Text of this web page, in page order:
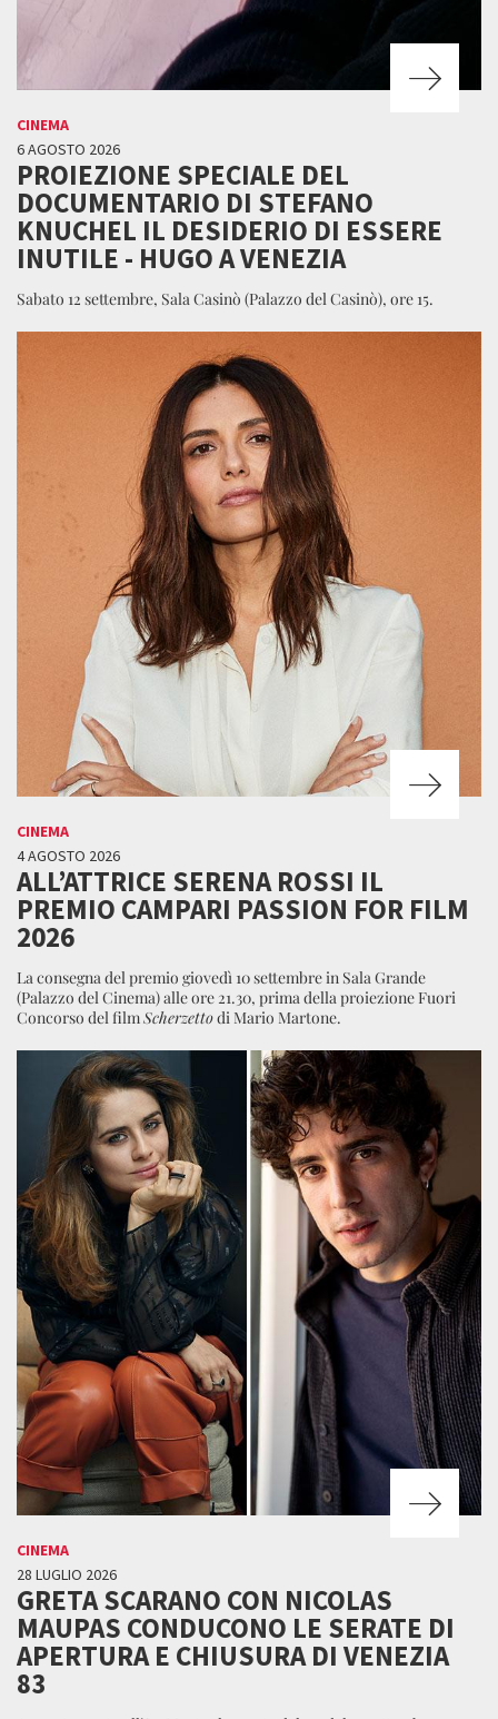
CINEMA
6 AGOSTO 2026
PROIEZIONE SPECIALE DEL
DOCUMENTARIO DI STEFANO
KNUCHEL IL DESIDERIO DI ESSERE
INUTILE - HUGO A VENEZIA
Sabato 12 settembre, Sala Casinò (Palazzo del Casinò), ore 15.
CINEMA
4 AGOSTO 2026
ALL’ATTRICE SERENA ROSSI IL
PREMIO CAMPARI PASSION FOR FILM
2026
La consegna del premio giovedì 10 settembre in Sala Grande
(Palazzo del Cinema) alle ore 21.30, prima della proiezione Fuori
Concorso del filmScherzettodi Mario Martone.
CINEMA
28 LUGLIO 2026
GRETA SCARANO CON NICOLAS
MAUPAS CONDUCONO LE SERATE DI
APERTURA E CHIUSURA DI VENEZIA
83